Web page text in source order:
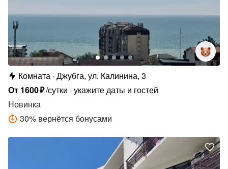
Комната Джубга, ул. Калинина, 3
От 1600₽/сутки укажите даты и гостей
Новинка
30% вернётся бонусами